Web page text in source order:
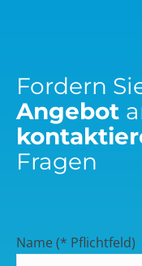
Fordern
Angebot
Fragen
Name (* Pflichtfeld)